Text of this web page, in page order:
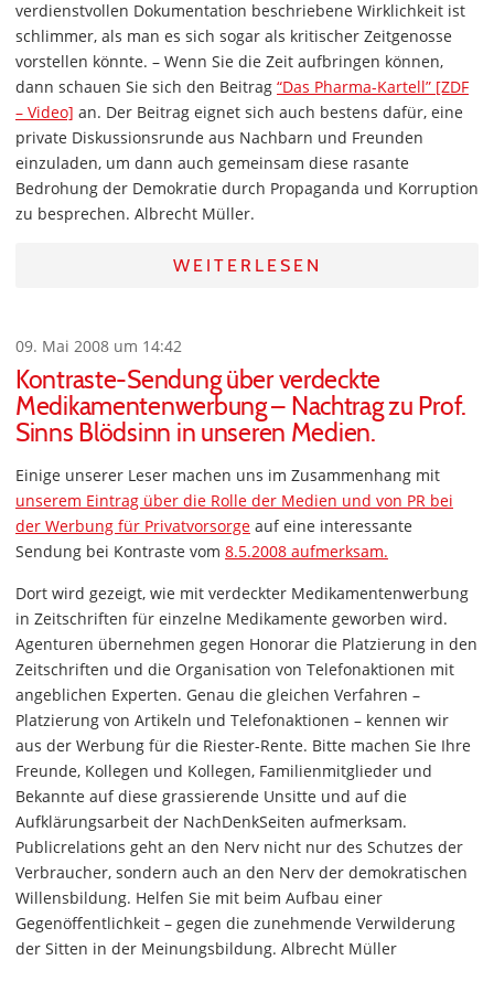
verdienstvollen Dokumentation beschriebene Wirklichkeit ist
schlimmer, als man es sich sogar als kritischer Zeitgenosse
vorstellen könnte. – Wenn Sie die Zeit aufbringen können,
dann schauen Sie sich den Beitrag “Das Pharma-Kartell” [ZDF
– Video] an. Der Beitrag eignet sich auch bestens dafür, eine
private Diskussionsrunde aus Nachbarn und Freunden
einzuladen, um dann auch gemeinsam diese rasante
Bedrohung der Demokratie durch Propaganda und Korruption
zu besprechen. Albrecht Müller.
WEITERLESEN
09. Mai 2008 um 14:42
Kontraste-Sendung über verdeckte
Medikamentenwerbung – Nachtrag zu Prof.
Sinns Blödsinn in unseren Medien.
Einige unserer Leser machen uns im Zusammenhang mit
unserem Eintrag über die Rolle der Medien und von PR bei
der Werbung für Privatvorsorge auf eine interessante
Sendung bei Kontraste vom 8.5.2008 aufmerksam.
Dort wird gezeigt, wie mit verdeckter Medikamentenwerbung
in Zeitschriften für einzelne Medikamente geworben wird.
Agenturen übernehmen gegen Honorar die Platzierung in den
Zeitschriften und die Organisation von Telefonaktionen mit
angeblichen Experten. Genau die gleichen Verfahren –
Platzierung von Artikeln und Telefonaktionen – kennen wir
aus der Werbung für die Riester-Rente. Bitte machen Sie Ihre
Freunde, Kollegen und Kollegen, Familienmitglieder und
Bekannte auf diese grassierende Unsitte und auf die
Aufklärungsarbeit der NachDenkSeiten aufmerksam.
Publicrelations geht an den Nerv nicht nur des Schutzes der
Verbraucher, sondern auch an den Nerv der demokratischen
Willensbildung. Helfen Sie mit beim Aufbau einer
Gegenöffentlichkeit – gegen die zunehmende Verwilderung
der Sitten in der Meinungsbildung. Albrecht Müller